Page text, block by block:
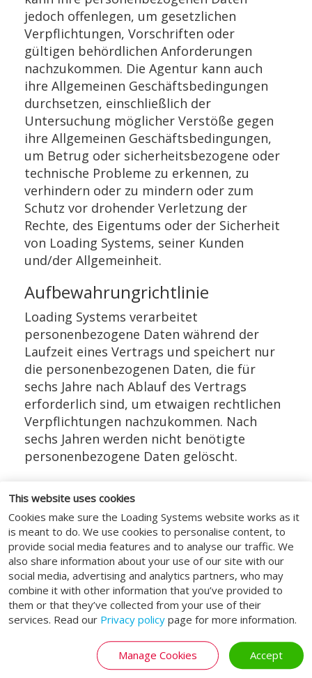
This website uses cookies
Cookies make sure the Loading Systems website works as it
is meant to do. We use cookies to personalise content, to
provide social media features and to analyse our traffic. We
also share information about your use of our site with our
social media, advertising and analytics partners, who may
combine it with other information that you’ve provided to
them or that they’ve collected from your use of their
services. Read our Privacy policy page for more information.
Manage Cookies Accept
jedoch offenlegen, um gesetzlichen
Verpflichtungen, Vorschriften oder
gültigen behördlichen Anforderungen
nachzukommen. Die Agentur kann auch
ihre Allgemeinen Geschäftsbedingungen
durchsetzen, einschließlich der
Untersuchung möglicher Verstöße gegen
ihre Allgemeinen Geschäftsbedingungen,
um Betrug oder sicherheitsbezogene oder
technische Probleme zu erkennen, zu
verhindern oder zu mindern oder zum
Schutz vor drohender Verletzung der
Rechte, des Eigentums oder der Sicherheit
von Loading Systems, seiner Kunden
und/der Allgemeinheit.
Aufbewahrungrichtlinie
Loading Systems verarbeitet
personenbezogene Daten während der
Laufzeit eines Vertrags und speichert nur
die personenbezogenen Daten, die für
sechs Jahre nach Ablauf des Vertrags
erforderlich sind, um etwaigen rechtlichen
Verpflichtungen nachzukommen. Nach
sechs Jahren werden nicht benötigte
personenbezogene Daten gelöscht.
Datenspeicherung
Personenbezogene Daten werden im EWR
auf verschiedenen Servern gespeichert.
Einige personenbezogene Daten werden in
den USA außerhalb des EWR auf
verschiedenen Plattformen wie Google
Drive und verschiedenen Social Media-
Lösungen gespeichert. Jeder Anbieter ist
Bei Daten, die in Ländern außerhalb des
EWR gespeichert werden, wird zuerst